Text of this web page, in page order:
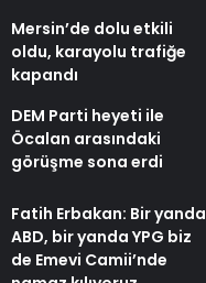
Mersin’de dolu etkili
oldu, karayolu trafiğe
kapandı
DEM Parti heyeti ile
Öcalan arasındaki
görüşme sona erdi
Fatih Erbakan: Bir yanda
ABD, bir yanda YPG biz
de Emevi Camii’nde